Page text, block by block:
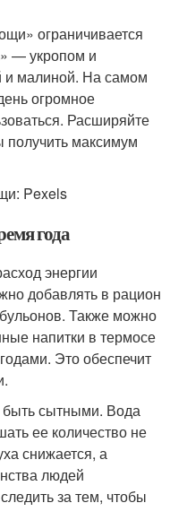
ограничивается
— укропом и
и малиной. На самом
огромное
Расширяйте
получить максимум
Pexels
года
энергии
добавлять в рацион
Также можно
напитки в термосе
Это обеспечит
сытными. Вода
ее количество не
снижается, а
людей
за тем, чтобы